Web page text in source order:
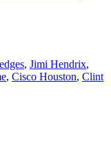
, Jimi Hendrix,
, Cisco Houston, Clint